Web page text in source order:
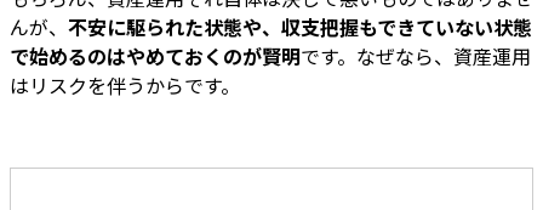
んが、 不安に駆られた状態や、収支把握もできていない状態
で始めるのはやめておくのが賢明です。なぜなら、資産運用
はリスクを伴うからです。